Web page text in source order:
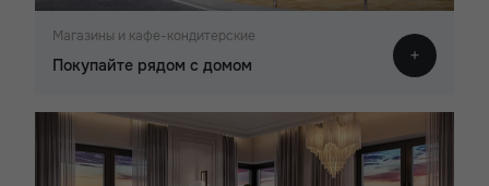
Магазины и кафе-кондитерские
Покупайте рядом с домом